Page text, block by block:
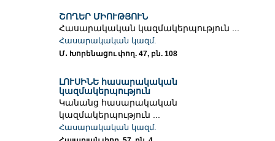
ՇՈՂԵՐ ՄԻՈՒԹՅՈՒՆ
Հասարակական կազմակերպություն ...
Հասարակական կազմ.
Մ․ Խորենացու փող. 47, բն. 108
ԼՈՒՍԻՆԵ հասարակական
կազմակերպություն
Կանանց հասարակական
կազմակերպություն ...
Հասարակական կազմ.